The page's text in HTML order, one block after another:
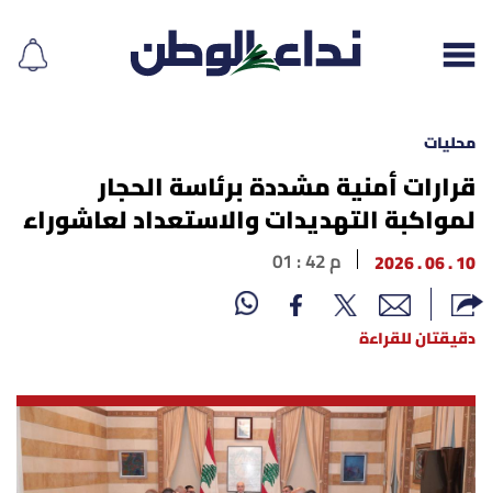
إقرأ الجريدة
لبنان
الغلاف
نداء اليوم
محليات
محليات
قرارات أمنية مشددة برئاسة الحجار
لمواكبة التهديدات والاستعداد لعاشوراء
10 . 06 . 2026 01 : 42 م
دقيقتان للقراءة